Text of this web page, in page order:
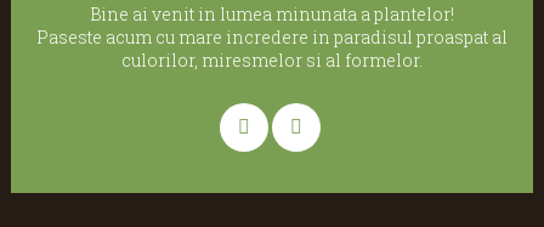
Bine ai venit in lumea minunata a plantelor!
Paseste acum cu mare incredere in paradisul proaspat al
culorilor, miresmelor si al formelor.